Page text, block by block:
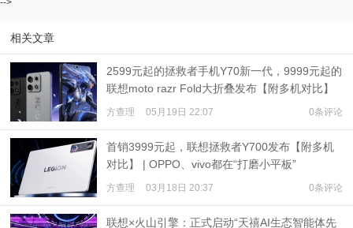
-->
相关文章
2599元起的拯救者手机Y70新一代，9999元起的
联想moto razr Fold大折叠发布【附多机对比】
方查理 05月19日 22:07 0条评论
首销3999元起，联想拯救者Y700发布【附多机
对比】 | OPPO、vivo都在“打磨小平板”
方查理 03月18日 20:37 0条评论
联想×火山引擎：正式启动“天禧AI生态智能体先